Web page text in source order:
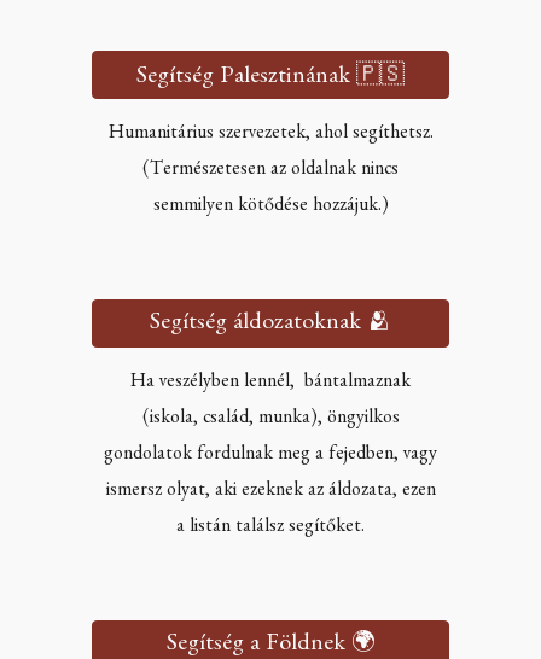
Segítség Palesztinának 🇵🇸
Humanitárius szervezetek, ahol segíthetsz.
(Természetesen az oldalnak nincs
semmilyen kötődése hozzájuk.)
Segítség áldozatoknak 🫂
Ha veszélyben lennél, bántalmaznak
(iskola, család, munka), öngyilkos
gondolatok fordulnak meg a fejedben, vagy
ismersz olyat, aki ezeknek az áldozata, ezen
a listán találsz segítőket.
Segítség a Földnek 🌍